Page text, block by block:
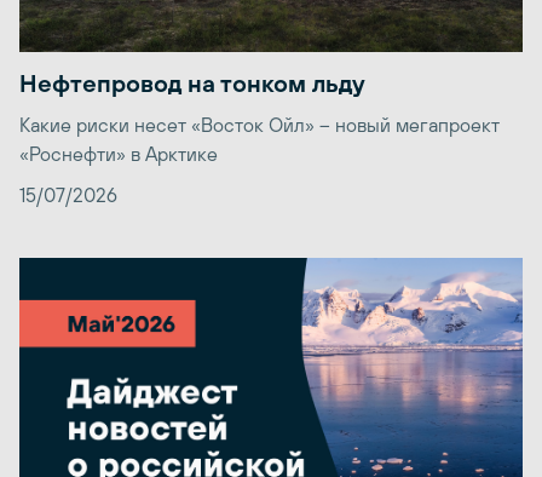
Нефтепровод на тонком льду
Какие риски несет «Восток Ойл» – новый мегапроект
«Роснефти» в Арктике
15/07/2026